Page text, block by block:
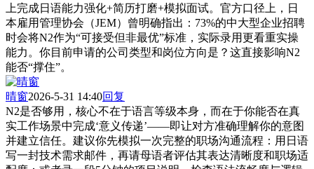
上完成日语能力强化+简历打磨+模拟面试。官方口径上，日
本雇用管理协会（JEM）曾明确指出：73%的中大型企业招聘
时会将N2作为“可接受但非最优”标准，实际录用更看重实操
能力。你目前申请的公司类型和岗位方向是？这直接影响N2
能否“撑住”。
晴窗2026-5-31 14:40回复
N2是否够用，核心不在于语言等级本身，而在于你能否在真
实工作场景中完成‘意义传递’——即让对方准确理解你的意图
并建立信任。建议你先模拟一次完整的职场沟通流程：用日语
写一封技术需求邮件，再请母语者评估其表达清晰度和职场适